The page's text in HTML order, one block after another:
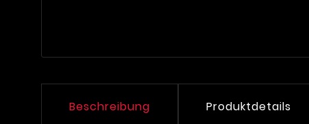
Beschreibung Produktdetails